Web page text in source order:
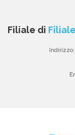
email
Facebook
Twitter
Linkedin
WhatsApp
Filiale di
Indirizzo: